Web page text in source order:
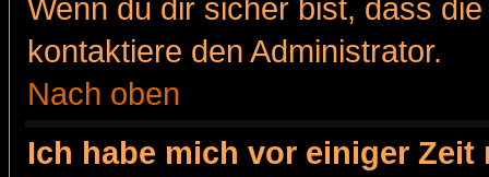
Wenn du dir sicher bist, dass
kontaktiere den Administrator.
Nach oben
Ich habe mich vor einiger